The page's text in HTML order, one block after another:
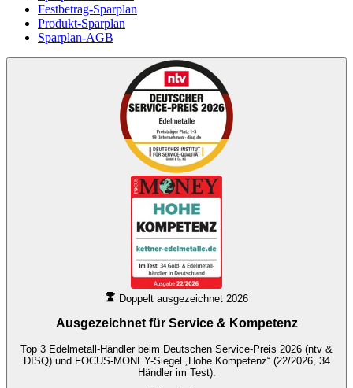
Festbetrag-Sparplan
Produkt-Sparplan
Sparplan-AGB
Doppelt ausgezeichnet 2026
Ausgezeichnet für Service & Kompetenz
Top 3 Edelmetall-Händler beim Deutschen Service-Preis 2026 (ntv &
DISQ) und FOCUS-MONEY-Siegel „Hohe Kompetenz“ (22/2026, 34
Händler im Test).